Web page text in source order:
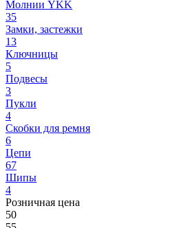
Молнии YKK
35
Замки, застежки
13
Ключницы
5
Подвесы
3
Пукли
4
Скобки для ремня
6
Цепи
67
Шипы
4
Розничная цена
50